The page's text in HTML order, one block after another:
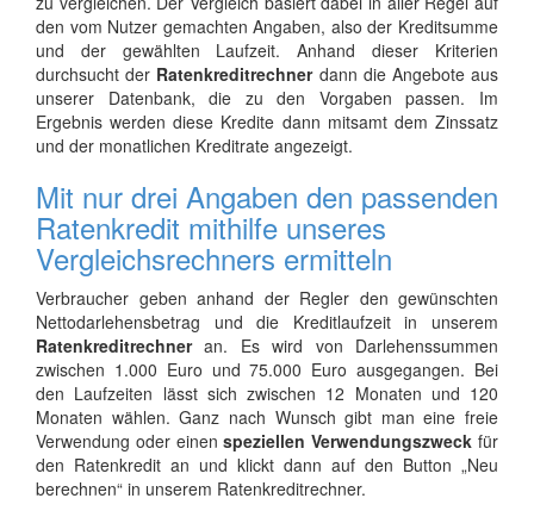
den vom Nutzer gemachten Angaben, also der Kreditsumme
und der gewählten Laufzeit. Anhand dieser Kriterien
durchsucht der Ratenkreditrechnerdann die Angebote aus
unserer Datenbank, die zu den Vorgaben passen. Im
Ergebnis werden diese Kredite dann mitsamt dem Zinssatz
und der monatlichen Kreditrate angezeigt.
Mit nur drei Angaben den passenden
Ratenkredit mithilfe unseres
Vergleichsrechners ermitteln
Verbraucher geben anhand der Regler den gewünschten
Nettodarlehensbetrag und die Kreditlaufzeit in unserem
Ratenkreditrechneran. Es wird von Darlehenssummen
zwischen 1.000 Euro und 75.000 Euro ausgegangen. Bei
den Laufzeiten lässt sich zwischen 12 Monaten und 120
Monaten wählen. Ganz nach Wunsch gibt man eine freie
Verwendung oder einenspeziellen Verwendungszweck für
den Ratenkredit an und klickt dann auf den Button „Neu
berechnen“ in unserem Ratenkreditrechner.